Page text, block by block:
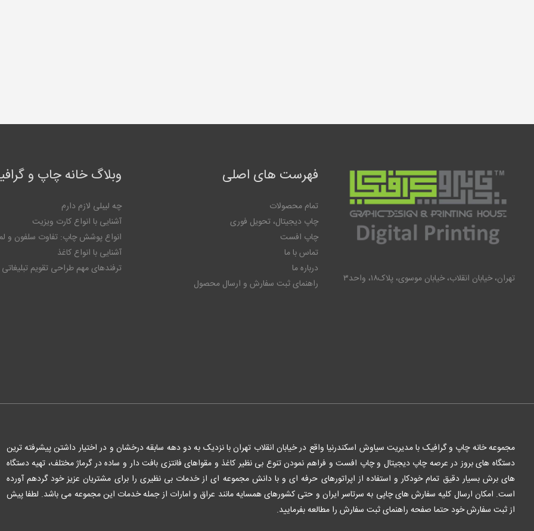
تهران، خیابان انقلاب، خیابان موسوی، پلاک۱۸، واحد۳
فهرست های اصلی
تمام محصولات
چاپ دیجیتال، تحویل فوری
چاپ افست
تماس با ما
درباره ما
راهنمای ثبت سفارش و ارسال محصول
وبلاگ خانه چاپ و
چه لیبلی لازم دارم
آشنایی با انواع کارت ویزیت
انواع پوشش چاپ: تفاوت سلفون و
آشنایی با انواع کاغذ
ترفندهای مهم طراحی تقویم تبلیغاتی
مجموعه خانه چاپ و گرافیک با مدیریت سیاوش اسکندرنیا واقع در خیابان انقلاب تهران با نزدیک به دو دهه سابقه درخشان و در اختیار داشتن پیشرفته ترین
دستگاه های بروز در عرصه چاپ دیجیتال و چاپ افست و فراهم نمودن تنوع بی نظیر کاغذ و مقواهای فانتزی بافت دار و ساده در گرماژ مختلف، تهیه دستگاه
های برش بسیار دقیق تمام خودکار و استفاده از اپراتورهای حرفه ای و با دانش مجموعه ای از خدمات بی نظیری را برای مشتریان عزیز خود گردهم آورده
است. امکان ارسال کلیه سفارش های چاپی به سرتاسر ایران و حتی کشورهای همسایه مانند عراق و امارات از جمله خدمات این مجموعه می باشد. لطفا پیش
از ثبت سفارش خود حتما صفحه راهنمای ثبت سفارش را مطالعه بفرمایید.